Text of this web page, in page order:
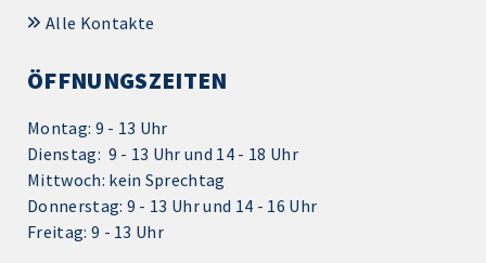
Alle Kontakte
ÖFFNUNGSZEITEN
Montag: 9 - 13 Uhr
Dienstag: 9 - 13 Uhr und 14 - 18 Uhr
Mittwoch: kein Sprechtag
Donnerstag: 9 - 13 Uhr und 14 - 16 Uhr
Freitag: 9 - 13 Uhr